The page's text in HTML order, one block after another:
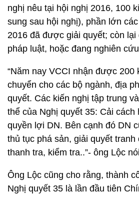
nghị nêu tại hội nghị 2016, 100
sung sau hội nghị), phần lớn
2016 đã được giải quyết; còn
pháp luật, hoặc đang nghiên
“Năm nay VCCI nhận được 200
chuyển cho các bộ ngành, địa
quyết. Các kiến nghị tập trung
thể của Nghị quyết 35: Cải cách
quyền lợi DN. Bên cạnh đó DN
thủ tục phá sản, giải quyết
thanh tra, kiểm tra..”- ông Lộc
Ông Lộc cũng cho rằng, thành
Nghị quyết 35 là lần đầu tiên